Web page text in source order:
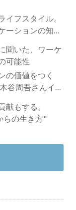
イフスタイル。
ーションの知ら
聞いた、ワーケ
可能性
の価値をつく
谷周吾さんイン
献もする。
らの生き方"